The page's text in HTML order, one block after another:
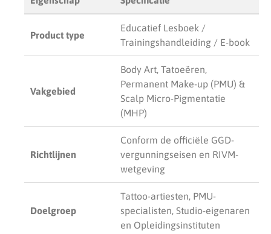
Product type
Educatief Lesboek /
Trainingshandleiding / E-book
Vakgebied
Body Art, Tatoeëren,
Permanent Make-up (PMU) &
Scalp Micro-Pigmentatie
(MHP)
Richtlijnen
Conform de officiële GGD-
vergunningseisen en RIVM-
wetgeving
Doelgroep
Tattoo-artiesten, PMU-
specialisten, Studio-eigenaren
en Opleidingsinstituten